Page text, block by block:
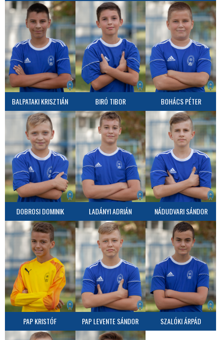
BALPATAKI KRISZTIÁN BIRÓ TIBOR BOHÁCS PÉTER
DOBROSI DOMINIK LADÁNYI ADRIÁN NÁDUDVARI SÁNDOR
PAP KRISTÓF PAP LEVENTE SÁNDOR SZALÓKI ÁRPÁD